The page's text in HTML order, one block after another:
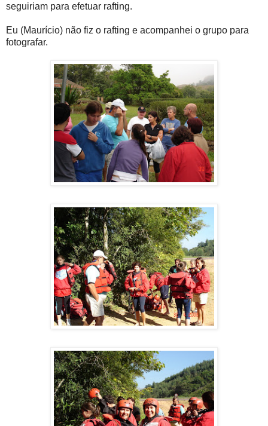
seguiriam para efetuar rafting.
Eu (Maurício) não fiz o rafting e acompanhei o grupo para
fotografar.